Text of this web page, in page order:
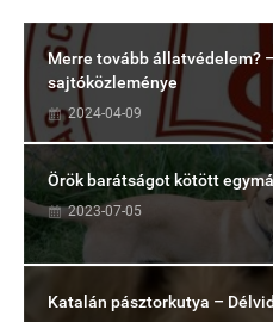
Merre tovább állatvédelem?
sajtóközleménye
2024-04-09
Örök barátságot kötött
2023-07-05
Katalán pásztorkutya –